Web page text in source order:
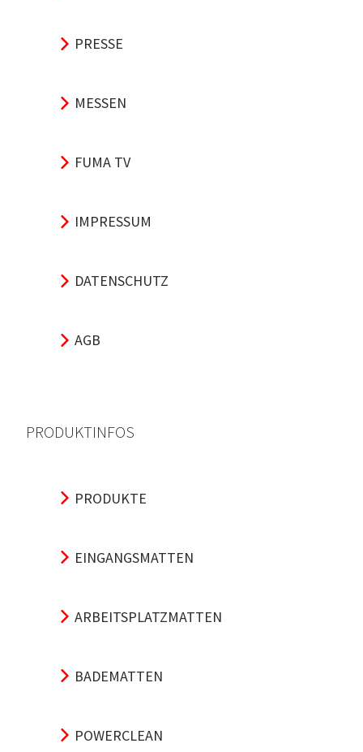
PRESSE
MESSEN
FUMA TV
IMPRESSUM
DATENSCHUTZ
AGB
PRODUKTINFOS
PRODUKTE
EINGANGSMATTEN
ARBEITSPLATZMATTEN
BADEMATTEN
POWERCLEAN